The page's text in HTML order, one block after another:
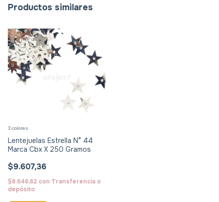
Productos similares
Lentejuelas Estrella N° 44
Marca Cbx X 250 Gramos
$9.607,36
$8.646,62 con Transferencia o
depósito
3 colores